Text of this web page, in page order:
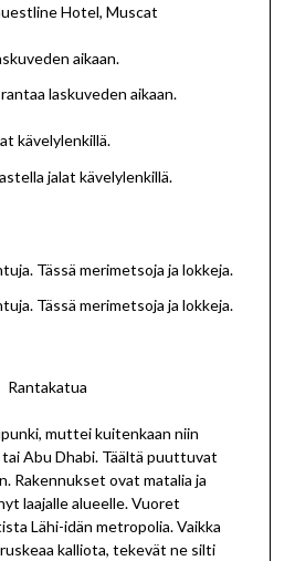
Hotel, Muscat
laskuveden aikaan.
jalat kävelylenkillä.
Tässä merimetsoja ja lokkeja.
Rantakatua
muttei kuitenkaan niin
Abu Dhabi. Täältä puuttuvat
Rakennukset ovat matalia ja
laajalle alueelle. Vuoret
Lähi-idän metropolia. Vaikka
kalliota, tekevät ne silti